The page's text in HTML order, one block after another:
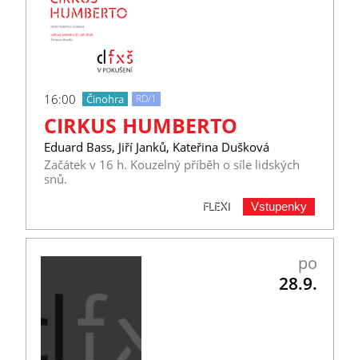
16:00 Činohra RD/1
CIRKUS HUMBERTO
Eduard Bass, Jiří Janků, Kateřina Dušková
Začátek v 16 h. Kouzelný příběh o síle lidských
snů.
Vstupenky
FLEXI
po
28.9.